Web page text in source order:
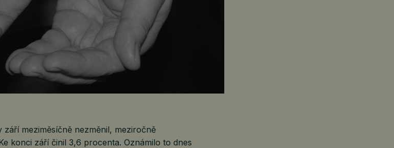
meziměsíčně nezměnil, meziročně
konci září činil 3,6 procenta. Oznámilo to dnes